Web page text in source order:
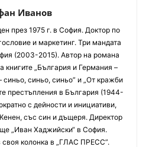
Иванов
през 1975 г. в София. Доктор по
и маркетинг. Три мандата
(2003-2015). Автор на романа
книгите „България и Германия –
синьо, синьо, синьо” и „От кражби
престъпления в България (1944-
с дейности и инициативи,
със син и дъщеря. Директор
„Иван Хаджийски“ в София.
своя колонка в „ГЛАС ПРЕСС”.